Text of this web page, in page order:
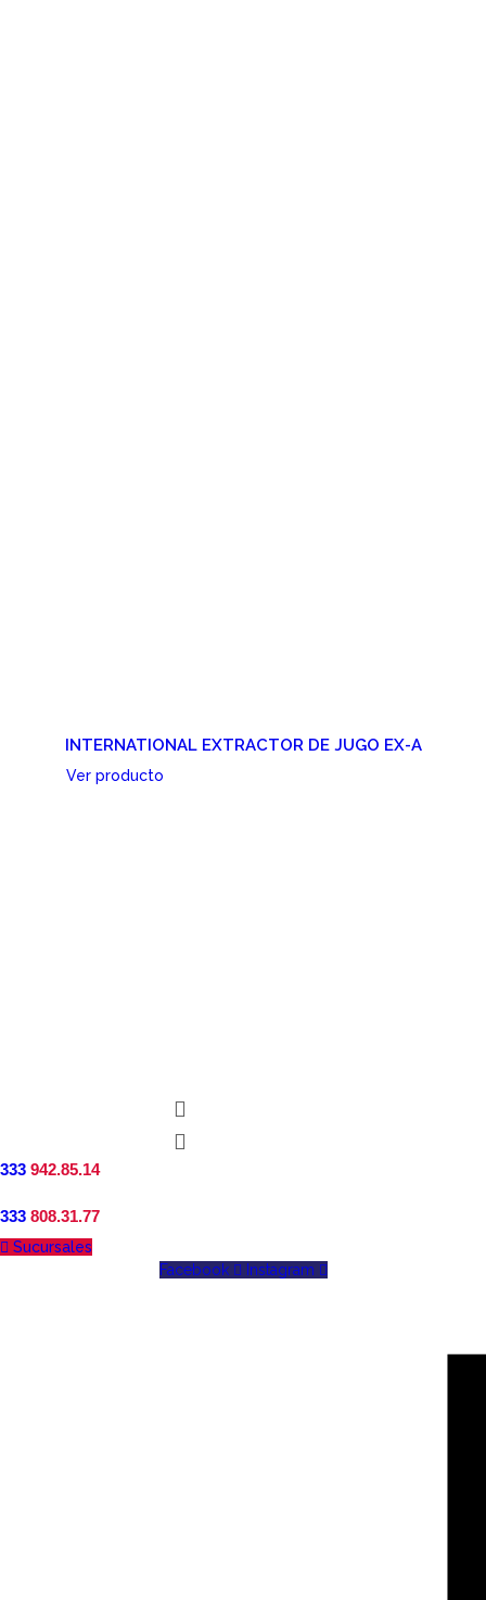
INTERNATIONAL EXTRACTOR DE JUGO EX-A
Ver producto
333 942.85.14
333 808.31.77
Sucursales
Facebook
Instagram